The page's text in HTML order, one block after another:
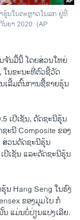
ຮຸ້ນໃນຕະຫຼາດໂນລກ ຢູ່ທີ່
ຍາ 2020. (AP
ຈັນມື້ນີ້ ໂດຍສ່ວນໃຫຍ່
ໃນຂະນະທີ່ຕົວຊີ້ວັດ
ເລີ້ມຕົ້ນການຊື້ຂາຍຮຸ້ນ
ເປີເຊັນ, ດັດຊະນີຮຸ້ນ
ະນີ Composite ຂອງ
ສ່ວນດັດຊະນີຮຸ້ນ
ປີເຊັນ ແລະດັດຊະນີຮຸ້ນ
Hang Seng ໃນຮົງ
ຂອງມຸມໄບ ກໍ
ແມ່ນບໍ່ປ່ຽນແປງເລີຍ.